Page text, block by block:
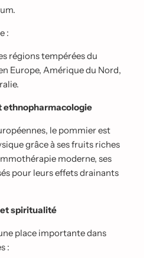
:
régions tempérées du
Europe, Amérique du Nord,
ethnopharmacologie
le pommier est
grâce à ses fruits riches
moderne, ses
pour leurs effets drainants
spiritualité
place importante dans
: